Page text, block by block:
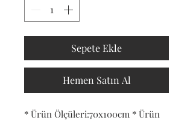
Sepete Ekle
Hemen Satın Al
* Ürün Ölçüleri:70x100cm * Ürün